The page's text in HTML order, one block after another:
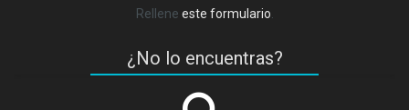
Rellene este formulario.
¿No lo encuentras?